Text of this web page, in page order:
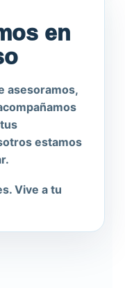
en
asesoramos,
estamos
Vive a tu